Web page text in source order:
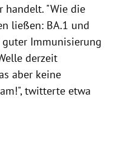
handelt. "Wie die
ließen: BA.1 und
guter Immunisierung
derzeit
aber keine
twitterte etwa